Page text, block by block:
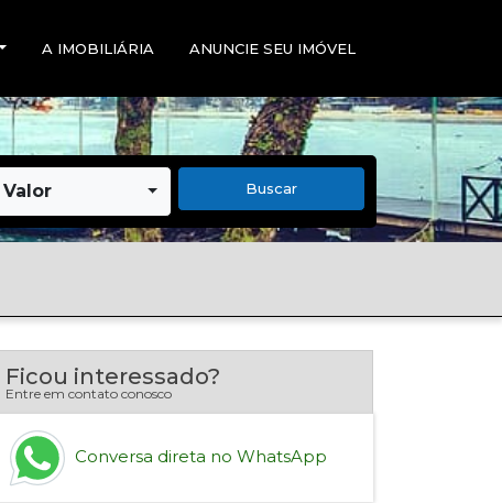
A IMOBILIÁRIA ANUNCIE SEU IMÓVEL
Valor Buscar
Ficou interessado?
Entre em contato conosco
Conversa direta no WhatsApp